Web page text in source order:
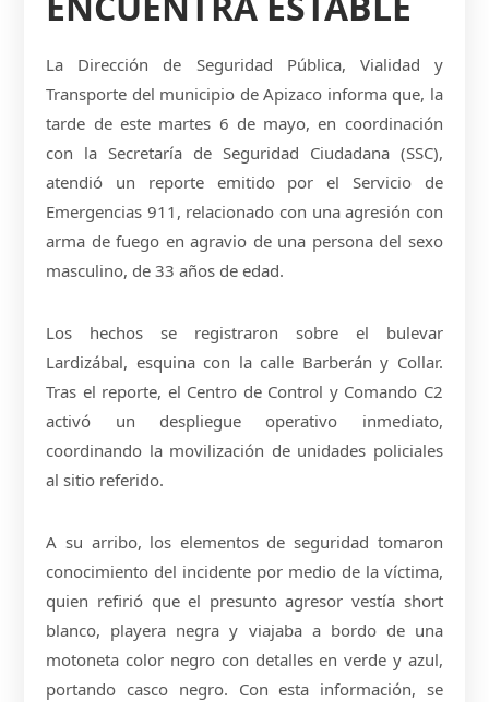
La Dirección de Seguridad Pública, Vialidad y
Transporte del municipio de Apizaco informa que, la
tarde de este martes 6 de mayo, en coordinación
con la Secretaría de Seguridad Ciudadana (SSC),
atendió un reporte emitido por el Servicio de
Emergencias 911, relacionado con una agresión con
arma de fuego en agravio de una persona del sexo
masculino, de 33 años de edad.
Los hechos se registraron sobre el bulevar
Lardizábal, esquina con la calle Barberán y Collar.
Tras el reporte, el Centro de Control y Comando C2
activó un despliegue operativo inmediato,
coordinando la movilización de unidades policiales
al sitio referido.
A su arribo, los elementos de seguridad tomaron
conocimiento del incidente por medio de la víctima,
quien refirió que el presunto agresor vestía short
blanco, playera negra y viajaba a bordo de una
motoneta color negro con detalles en verde y azul,
portando casco negro. Con esta información, se